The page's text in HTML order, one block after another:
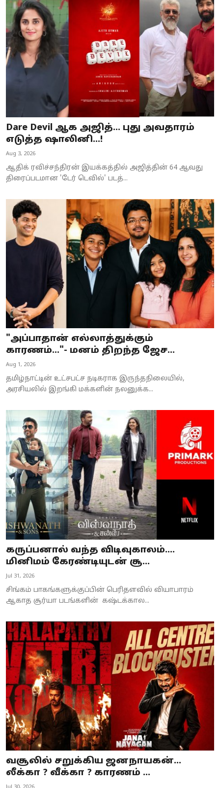
Dare Devil ஆக அஜித்... புது அவதாரம்
எடுத்த ஷாலினி...!
Aug 3, 2026
ஆதிக் ரவிச்சந்திரன் இயக்கத்தில் அஜித்தின் 64 ஆவது
திரைப்படமான 'டேர் டெவில்' படத்...
"அப்பாதான் எல்லாத்துக்கும்
காரணம்..."- மனம் திறந்த ஜேச...
Aug 1, 2026
தமிழ்நாட்டின் உட்சபட்ச நடிகராக இருந்தநிலையில்,
அரசியலில் இறங்கி மக்களின் நலனுக்க...
கருப்பனால் வந்த விடிவுகாலம்....
மினிமம் கேரண்டியுடன் சூ...
Jul 31, 2026
சிங்கம் பாகங்களுக்குப்பின் பெரிதளவில் வியாபாரம்
ஆகாத சூர்யா படங்களின் கஷ்டக்கால...
வசூலில் சறுக்கிய ஜனநாயகன்...
லீக்கா ? வீக்கா ? காரணம் ...